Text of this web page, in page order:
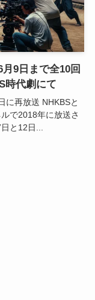
9日まで全10回
時代劇にて
に再放送 NHKBSと
で2018年に放送さ
と12日...